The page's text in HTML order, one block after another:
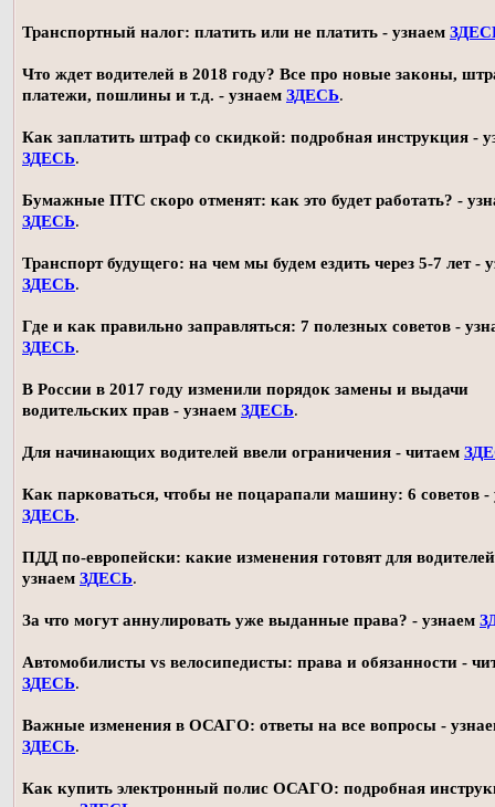
Транспортный налог: платить или не платить - узнаем
Что ждет водителей в 2018 году? Все про новые законы,
платежи, пошлины и т.д. - узнаем ЗДЕСЬ.
Как заплатить штраф со скидкой: подробная инструкция -
ЗДЕСЬ.
Бумажные ПТС скоро отменят: как это будет работать? -
ЗДЕСЬ.
Транспорт будущего: на чем мы будем ездить через 5-7 лет -
ЗДЕСЬ.
Где и как правильно заправляться: 7 полезных советов -
ЗДЕСЬ.
В России в 2017 году изменили порядок замены и выдачи
водительских прав - узнаем ЗДЕСЬ.
Для начинающих водителей ввели ограничения - читаем
Как парковаться, чтобы не поцарапали машину: 6 советов -
ЗДЕСЬ.
ПДД по-европейски: какие изменения готовят для
узнаем ЗДЕСЬ.
За что могут аннулировать уже выданные права? - узнаем
Автомобилисты vs велосипедисты: права и обязанности -
ЗДЕСЬ.
Важные изменения в ОСАГО: ответы на все вопросы -
ЗДЕСЬ.
Как купить электронный полис ОСАГО: подробная